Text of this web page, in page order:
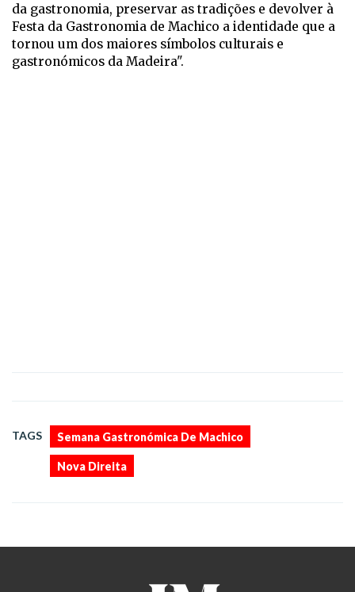
da gastronomia, preservar as tradições e devolver à
Festa da Gastronomia de Machico a identidade que a
tornou um dos maiores símbolos culturais e
gastronómicos da Madeira".
TAGS Semana Gastronómica De Machico
Nova Direita